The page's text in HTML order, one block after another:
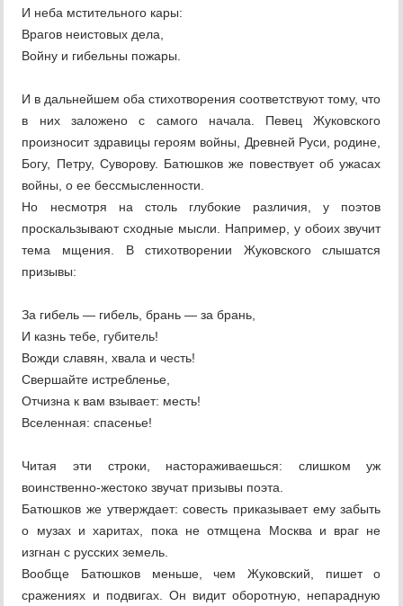
И неба мстительного кары:
Врагов неистовых дела,
Войну и гибельны пожары.
И в дальнейшем оба стихотворения соответствуют тому, что
в них заложено с самого начала. Певец Жуковского
произносит здравицы героям войны, Древней Руси, родине,
Богу, Петру, Суворову. Батюшков же повествует об ужасах
войны, о ее бессмысленности.
Но несмотря на столь глубокие различия, у поэтов
проскальзывают сходные мысли. Например, у обоих звучит
тема мщения. В стихотворении Жуковского слышатся
призывы:
За гибель — гибель, брань — за брань,
И казнь тебе, губитель!
Вожди славян, хвала и честь!
Свершайте истребленье,
Отчизна к вам взывает: месть!
Вселенная: спасенье!
Читая эти строки, настораживаешься: слишком уж
воинственно-жестоко звучат призывы поэта.
Батюшков же утверждает: совесть приказывает ему забыть
о музах и харитах, пока не отмщена Москва и враг не
изгнан с русских земель.
Вообще Батюшков меньше, чем Жуковский, пишет о
сражениях и подвигах. Он видит оборотную, непарадную